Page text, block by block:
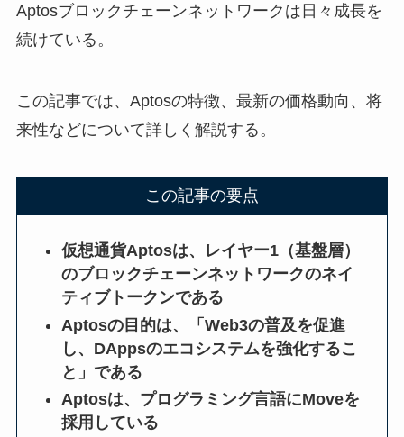
Aptosブロックチェーンネットワークは日々成長を
続けている。
この記事では、Aptosの特徴、最新の価格動向、将
来性などについて詳しく解説する。
この記事の要点
仮想通貨Aptosは、レイヤー1（基盤層）
のブロックチェーンネットワークのネイ
ティブトークンである
Aptosの目的は、「Web3の普及を促進
し、DAppsのエコシステムを強化するこ
と」である
Aptosは、プログラミング言語にMoveを
採用している